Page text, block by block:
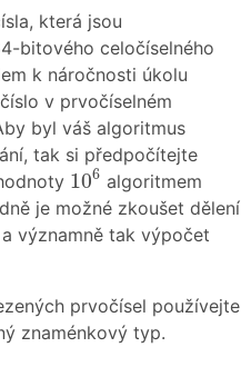
která jsou
bitového celočíselného
k náročnosti úkolu
v prvočíselném
byl váš algoritmus
tak si předpočítejte
106
106algoritmem
je možné zkoušet dělení
významně tak výpočet
prvočísel používejte
znaménkový typ.